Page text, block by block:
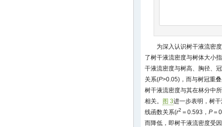
为深入认识树干液流密
了树干液流密度与树体大小
干液流密度与树高、胸径、
关系(P>0.05)，而与树冠重
树干液流密度与其在林分中
相关。 图 3进一步表明，树
线函数关系(r2 ＝0.593， P ＝
而降低，即树干液流密度受